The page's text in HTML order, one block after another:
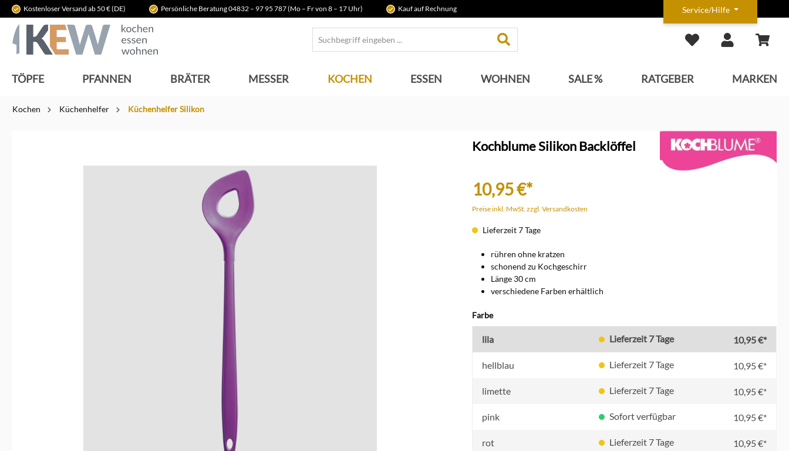
Zur Hauptnavigation springen
Kostenloser Versand ab 50 € (DE) Persönliche Beratung 04832 – 97 95 787 (Mo – Fr von 8 – 17 Uhr) Kauf auf Rechnung Service/Hilfe
TÖPFE PFANNEN BRÄTER MESSER KOCHEN ESSEN WOHNEN SALE % RATGEBER MARKEN
Kochen Küchenhelfer Küchenhelfer Silikon
Kochblume Silikon Backlöffel
10,95 €*
Preise inkl. MwSt. zzgl. Versandkosten
Lieferzeit 7 Tage
rühren ohne kratzen
schonend zu Kochgeschirr
Länge 30 cm
verschiedene Farben erhältlich
Farbeauswählen
lila Lieferzeit 7 Tage 10,95 €*
hellblau Lieferzeit 7 Tage 10,95 €*
limette Lieferzeit 7 Tage 10,95 €*
pink Sofort verfügbar 10,95 €*
rot Lieferzeit 7 Tage 10,95 €*